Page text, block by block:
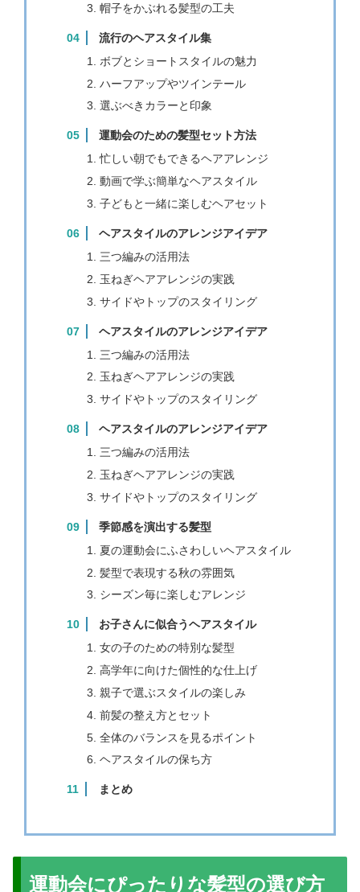
帽子をかぶれる髪型の工夫
流行のヘアスタイル集
ボブとショートスタイルの魅力
ハーフアップやツインテール
選ぶべきカラーと印象
運動会のための髪型セット方法
忙しい朝でもできるヘアアレンジ
動画で学ぶ簡単なヘアスタイル
子どもと一緒に楽しむヘアセット
ヘアスタイルのアレンジアイデア
三つ編みの活用法
玉ねぎヘアアレンジの実践
サイドやトップのスタイリング
ヘアスタイルのアレンジアイデア
三つ編みの活用法
玉ねぎヘアアレンジの実践
サイドやトップのスタイリング
ヘアスタイルのアレンジアイデア
三つ編みの活用法
玉ねぎヘアアレンジの実践
サイドやトップのスタイリング
季節感を演出する髪型
夏の運動会にふさわしいヘアスタイル
髪型で表現する秋の雰囲気
シーズン毎に楽しむアレンジ
お子さんに似合うヘアスタイル
女の子のための特別な髪型
高学年に向けた個性的な仕上げ
親子で選ぶスタイルの楽しみ
前髪の整え方とセット
全体のバランスを見るポイント
ヘアスタイルの保ち方
まとめ
運動会にぴったりな髪型の選び方